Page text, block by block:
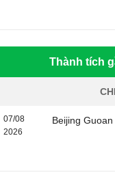
Thành tích
07/08
2026
Beijing Guoan